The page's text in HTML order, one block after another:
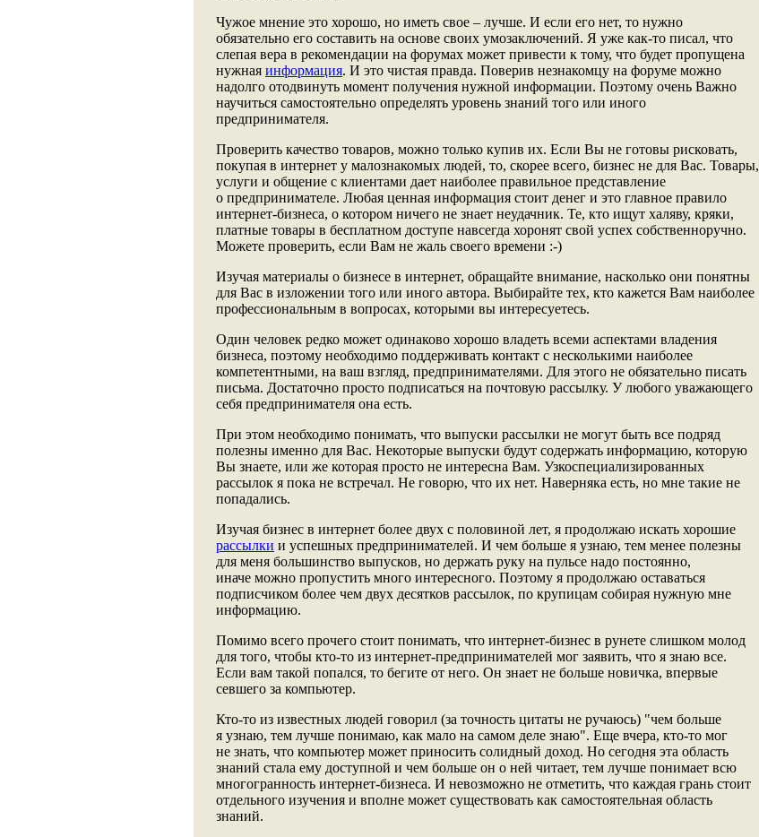
Чужое мнение это хорошо, но иметь свое – лучше. И если его нет, то нужно
обязательно его составить на основе своих умозаключений. Я уже как-то писал, что
слепая вера в рекомендации на форумах может привести к тому, что будет пропущена
нужная информация. И это чистая правда. Поверив незнакомцу на форуме можно
надолго отодвинуть момент получения нужной информации. Поэтому очень Важно
научиться самостоятельно определять уровень знаний того или иного
предпринимателя.
Проверить качество товаров, можно только купив их. Если Вы не готовы рисковать,
покупая в интернет у малознакомых людей, то, скорее всего, бизнес не для Вас. Товары,
услуги и общение с клиентами дает наиболее правильное представление
о предпринимателе. Любая ценная информация стоит денег и это главное правило
интернет-бизнеса, о котором ничего не знает неудачник. Те, кто ищут халяву, кряки,
платные товары в бесплатном доступе навсегда хоронят свой успех собственноручно.
Можете проверить, если Вам не жаль своего времени :-)
Изучая материалы о бизнесе в интернет, обращайте внимание, насколько они понятны
для Вас в изложении того или иного автора. Выбирайте тех, кто кажется Вам наиболее
профессиональным в вопросах, которыми вы интересуетесь.
Один человек редко может одинаково хорошо владеть всеми аспектами владения
бизнеса, поэтому необходимо поддерживать контакт с несколькими наиболее
компетентными, на ваш взгляд, предпринимателями. Для этого не обязательно писать
письма. Достаточно просто подписаться на почтовую рассылку. У любого уважающего
себя предпринимателя она есть.
При этом необходимо понимать, что выпуски рассылки не могут быть все подряд
полезны именно для Вас. Некоторые выпуски будут содержать информацию, которую
Вы знаете, или же которая просто не интересна Вам. Узкоспециализированных
рассылок я пока не встречал. Не говорю, что их нет. Наверняка есть, но мне такие не
попадались.
Изучая бизнес в интернет более двух с половиной лет, я продолжаю искать хорошие
рассылки и успешных предпринимателей. И чем больше я узнаю, тем менее полезны
для меня большинство выпусков, но держать руку на пульсе надо постоянно,
иначе можно пропустить много интересного. Поэтому я продолжаю оставаться
подписчиком более чем двух десятков рассылок, по крупицам собирая нужную мне
информацию.
Помимо всего прочего стоит понимать, что интернет-бизнес в рунете слишком молод
для того, чтобы кто-то из интернет-предпринимателей мог заявить, что я знаю все.
Если вам такой попался, то бегите от него. Он знает не больше новичка, впервые
севшего за компьютер.
Кто-то из известных людей говорил (за точность цитаты не ручаюсь) "чем больше
я узнаю, тем лучше понимаю, как мало на самом деле знаю". Еще вчера, кто-то мог
не знать, что компьютер может приносить солидный доход. Но сегодня эта область
знаний стала ему доступной и чем больше он о ней читает, тем лучше понимает всю
многогранность интернет-бизнеса. И невозможно не отметить, что каждая грань стоит
отдельного изучения и вполне может существовать как самостоятельная область
знаний.